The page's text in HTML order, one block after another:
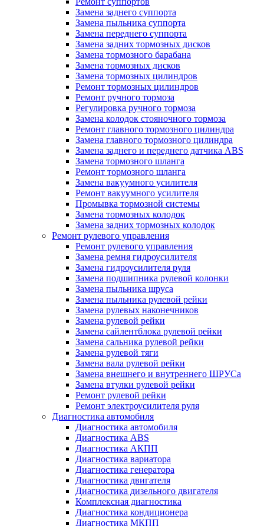
Замена заднего суппорта
Замена пыльника суппорта
Замена переднего суппорта
Замена задних тормозных дисков
Замена тормозного барабана
Замена тормозных дисков
Замена тормозных цилиндров
Ремонт тормозных цилиндров
Ремонт ручного тормоза
Регулировка ручного тормоза
Замена колодок стояночного тормоза
Ремонт главного тормозного цилиндра
Замена главного тормозного цилиндра
Замена заднего и переднего датчика ABS
Замена тормозного шланга
Ремонт тормозного шланга
Замена вакуумного усилителя
Ремонт вакуумного усилителя
Промывка тормозной системы
Замена тормозных колодок
Замена задних тормозных колодок
Ремонт рулевого управления
Ремонт рулевого управления
Замена ремня гидроусилителя
Замена гидроусилителя руля
Замена подшипника рулевой колонки
Замена пыльника шруса
Замена пыльника рулевой рейки
Замена рулевых наконечников
Замена рулевой рейки
Замена сайлентблока рулевой рейки
Замена сальника рулевой рейки
Замена рулевой тяги
Замена вала рулевой рейки
Замена внешнего и внутреннего ШРУСа
Замена втулки рулевой рейки
Ремонт рулевой рейки
Ремонт электроусилителя руля
Диагностика автомобиля
Диагностика автомобиля
Диагностика ABS
Диагностика АКПП
Диагностика вариатора
Диагностика генератора
Диагностика двигателя
Диагностика дизельного двигателя
Комплексная диагностика
Диагностика кондиционера
Диагностика МКПП